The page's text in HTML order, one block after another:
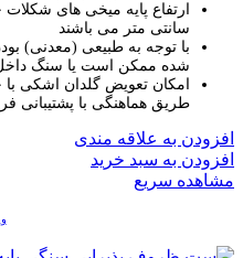
سانتی متر می باشند
با توجه به طبیعی (معدنی)
شده ممکن است یا سنگ
امکان تعویض گلدان اشکی با
طریق هماهنگی با پشتیبانی
افزودن به علاقه مندی
افزودن به سبد خرید
مشاهده سریع